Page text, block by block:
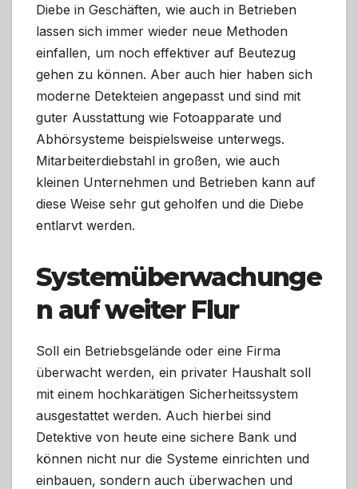
Diebe in Geschäften, wie auch in Betrieben
lassen sich immer wieder neue Methoden
einfallen, um noch effektiver auf Beutezug
gehen zu können. Aber auch hier haben sich
moderne Detekteien angepasst und sind mit
guter Ausstattung wie Fotoapparate und
Abhörsysteme beispielsweise unterwegs.
Mitarbeiterdiebstahl in großen, wie auch
kleinen Unternehmen und Betrieben kann auf
diese Weise sehr gut geholfen und die Diebe
entlarvt werden.
Systemüberwachunge
n auf weiter Flur
Soll ein Betriebsgelände oder eine Firma
überwacht werden, ein privater Haushalt soll
mit einem hochkarätigen Sicherheitssystem
ausgestattet werden. Auch hierbei sind
Detektive von heute eine sichere Bank und
können nicht nur die Systeme einrichten und
einbauen, sondern auch überwachen und